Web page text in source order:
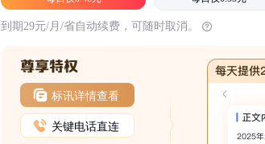
到期29元/月/省自动续费，可随时取消。
标讯详情查看
关键电话直连